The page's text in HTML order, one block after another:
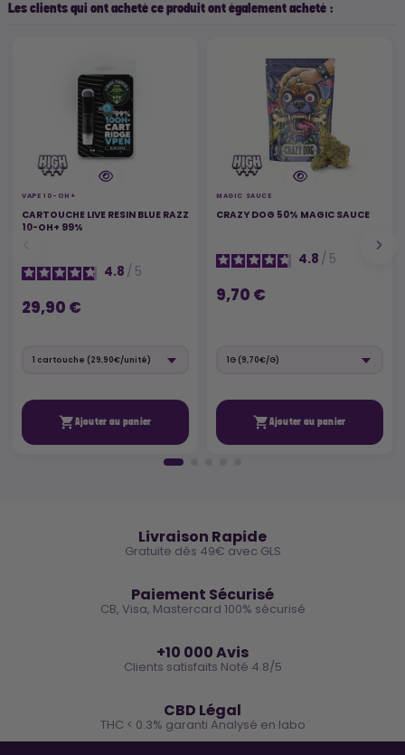
Les clients qui ont acheté ce produit ont également acheté :
VAPE 10-OH+
CARTOUCHE LIVE RESIN BLUE RAZZ
10-OH+ 99%
4.8 / 5
29,90 €
Ajouter au panier
MAGIC SAUCE
CRAZY DOG 50% MAGIC SAUCE
4.8 / 5
9,70 €
Ajouter au panier
Livraison Rapide
Gratuite dès 49€ avec GLS
Paiement Sécurisé
CB, Visa, Mastercard 100% sécurisé
+10 000 Avis
Clients satisfaits Noté 4.8/5
CBD Légal
THC < 0.3% garanti Analysé en labo